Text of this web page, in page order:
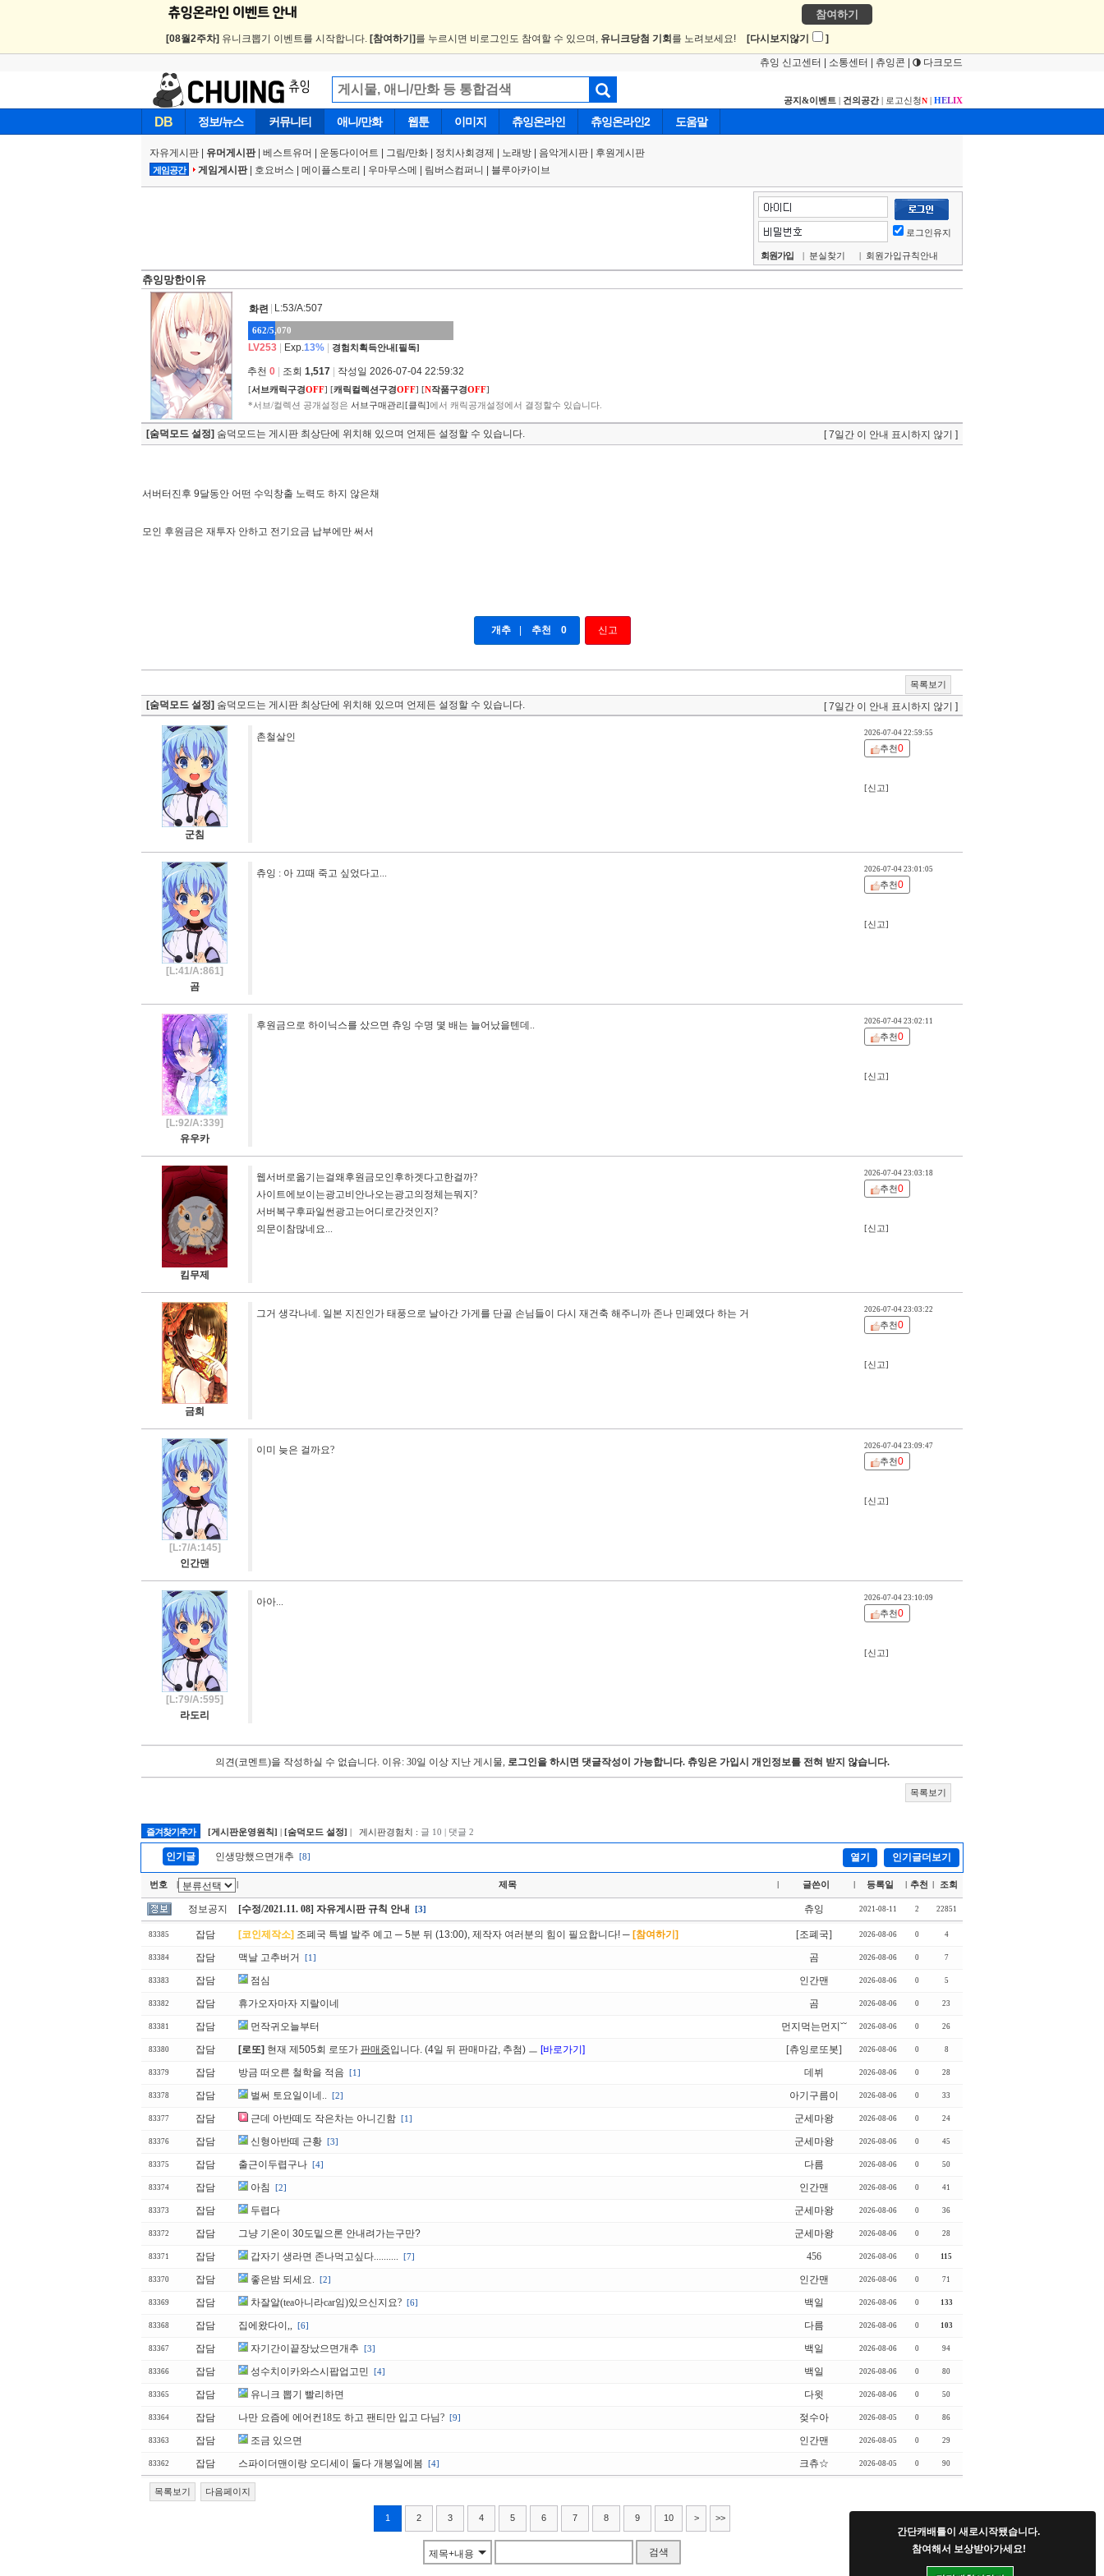
참여하기
[08월2주차] 유니크뽑기 이벤트를 시작합니다. [참여하기] 를 누르시면 비로그인도 참여할 수 있으며, 유니크당첨 기회 를 노려보세요! [다시보지않기 ]
츄잉 신고센터 소통센터 츄잉콘 다크모드
공지&이벤트 | 건의공간| 로고신청N | HELIX
DB 정보/뉴스 커뮤니티 애니/만화 웹툰 이미지 츄잉온라인 츄잉온라인2 도움말
자유게시판 유머게시판| 베스트유머 운동다이어트 | 그림/만화 정치사회경제 노래방 음악게시판 후원게시판
게임공간 게임게시판| 호요버스 메이플스토리 우마무스메 림버스컴퍼니 블루아카이브
로그인유지
회원가입 | 분실찾기 | 회원가입규칙안내
츄잉망한이유
화련 L:53/A:507
662/5,070
LV253 Exp.13% 경험치획득안내[필독]
추천 0 조회 1,517 작성일 2026-07-04 22:59:32
[서브캐릭구경OFF] [캐릭컬렉션구경OFF] [N작품구경OFF]
*서브/컬렉션 공개설정은 서브구매관리[클릭]에서 캐릭공개설정에서 결정할수 있습니다.
[숨덕모드 설정] 숨덕모드는 게시판 최상단에 위치해 있으며 언제든 설정할 수 있습니다. [ 7일간 이 안내 표시하지 않기 ]
서버터진후 9달동안 어떤 수익창출 노력도 하지 않은채
모인 후원금은 재투자 안하고 전기요금 납부에만 써서
개추 추천 0 신고
목록보기
[숨덕모드 설정] 숨덕모드는 게시판 최상단에 위치해 있으며 언제든 설정할 수 있습니다. [ 7일간 이 안내 표시하지 않기 ]
군침
촌철살인 2026-07-04 22:59:55
추천0
[신고]
[L:41/A:861]
곰
츄잉 : 아 끄때 죽고 싶었다고... 2026-07-04 23:01:05
추천0
[신고]
[L:92/A:339]
유우카
후원금으로 하이닉스를 샀으면 츄잉 수명 몇 배는 늘어났을텐데.. 2026-07-04 23:02:11
추천0
[신고]
킴무제
웹서버로옮기는걸왜후원금모인후하겟다고한걸까?
사이트에보이는광고비안나오는광고의정체는뭐지?
서버복구후파일썬광고는어디로간것인지?
의문이참많네요...
2026-07-04 23:03:18
추천0
[신고]
금희
그거 생각나네. 일본 지진인가 태풍으로 날아간 가게를 단골 손님들이 다시 재건축 해주니까 존나 민폐였다 하는 거 2026-07-04 23:03:22
추천0
[신고]
[L:7/A:145]
인간맨
이미 늦은 걸까요? 2026-07-04 23:09:47
추천0
[신고]
[L:79/A:595]
라도리
아아... 2026-07-04 23:10:09
추천0
[신고]
의견(코멘트)을 작성하실 수 없습니다. 이유: 30일 이상 지난 게시물, 로그인을 하시면 댓글작성이 가능합니다. 츄잉은 가입시 개인정보를 전혀 받지 않습니다.
목록보기
즐겨찾기추가 [게시판운영원칙] | [숨덕모드 설정] | 게시판경험치 : 글 10 | 댓글 2
인기글 인생망했으면개추 [8] 열기 인기글더보기
번호 제목 글쓴이 등록일 추천 조회
정보공지 [수정/2021.11. 08] 자유게시판 규칙 안내 [3] 츄잉 2021-08-11 2 22851
83385 잡담 [코인제작소] 조폐국 특별 발주 예고 ─ 5분 뒤 (13:00), 제작자 여러분의 힘이 필요합니다! ─ [참여하기] [조폐국] 2026-08-06 0 4
83384 잡담 맥날 고추버거 [1] 곰 2026-08-06 0 7
83383 잡담 점심 인간맨 2026-08-06 0 5
83382 잡담 휴가오자마자 지랄이네 곰 2026-08-06 0 23
83381 잡담 먼작귀오늘부터 먼지먹는먼지˘˘ 2026-08-06 0 26
83380 잡담 [로또] 현재 제505회 로또가 판매중입니다. (4일 뒤 판매마감, 추첨) ㅡ [바로가기] [츄잉로또봇] 2026-08-06 0 8
83379 잡담 방금 떠오른 철학을 적음 [1] 데뷔 2026-08-06 0 28
83378 잡담 벌써 토요일이네.. [2] 아기구름이 2026-08-06 0 33
83377 잡담 근데 아반떼도 작은차는 아니긴함 [1] 군세마왕 2026-08-06 0 24
83376 잡담 신형아반떼 근황 [3] 군세마왕 2026-08-06 0 45
83375 잡담 출근이두렵구나 [4] 다름 2026-08-06 0 50
83374 잡담 아침 [2] 인간맨 2026-08-06 0 41
83373 잡담 두렵다 군세마왕 2026-08-06 0 36
83372 잡담 그냥 기온이 30도밑으론 안내려가는구만? 군세마왕 2026-08-06 0 28
83371 잡담 갑자기 생라면 존나먹고싶다.......... [7] 456 2026-08-06 0 115
83370 잡담 좋은밤 되세요. [2] 인간맨 2026-08-06 0 71
83369 잡담 차잘알(tea아니라car임)있으신지요? [6] 백일 2026-08-06 0 133
83368 잡담 집에왔다이,, [6] 다름 2026-08-06 0 103
83367 잡담 자기간이끝장났으면개추 [3] 백일 2026-08-06 0 94
83366 잡담 성수치이카와스시팝업고민 [4] 백일 2026-08-06 0 80
83365 잡담 유니크 뽑기 빨리하면 다윗 2026-08-06 0 50
83364 잡담 나만 요즘에 에어컨18도 하고 팬티만 입고 다님? [9] 젖수아 2026-08-05 0 86
83363 잡담 조금 있으면 인간맨 2026-08-05 0 29
83362 잡담 스파이더맨이랑 오디세이 둘다 개봉일에봄 [4] 크츄☆ 2026-08-05 0 90
목록보기 다음페이지
1 2 3 4 5 6 7 8 9 10 > >>
제목+내용 검색
간단캐배틀이 새로시작됐습니다.
참여해서 보상받아가세요!